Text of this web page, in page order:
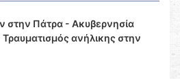
στην Πάτρα - Ακυβερνησία
ανήλικης στην